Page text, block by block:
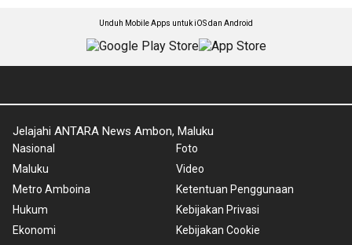
Unduh Mobile Apps untuk iOS dan Android
Jelajahi ANTARA News Ambon, Maluku
Nasional
Maluku
Metro Amboina
Hukum
Ekonomi
Foto
Video
Ketentuan Penggunaan
Kebijakan Privasi
Kebijakan Cookie